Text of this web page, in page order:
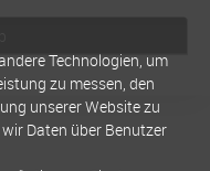
Technologien, um
zu messen, den
unserer Website zu
Daten über Benutzer